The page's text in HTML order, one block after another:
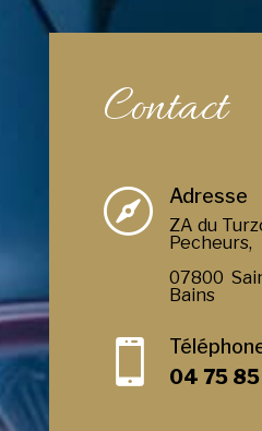
Contact
 Adresse
ZA du
Pecheurs,
07800
Bains

04 75